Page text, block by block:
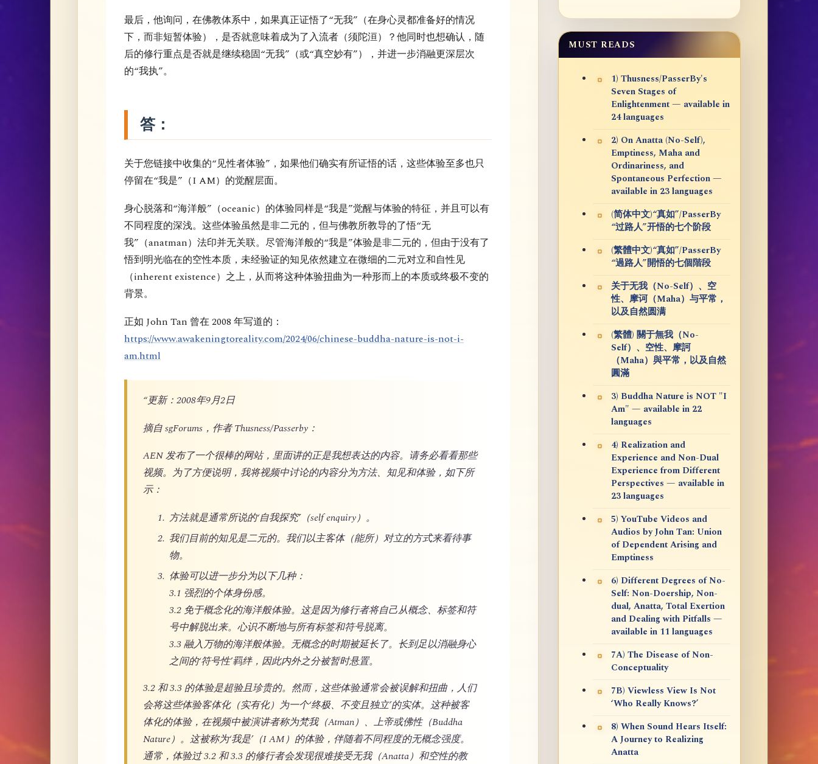
最后，他询问，在佛教体系中，如果真正证悟了“无我”（在身心灵都准备好的情况
下，而非短暂体验），是否就意味着成为了入流者（须陀洹）？他同时也想确认，随
后的修行重点是否就是继续稳固“无我”（或“真空妙有”），并进一步消融更深层次
的“我执”。
答：
关于您链接中收集的“见性者体验”，如果他们确实有所证悟的话，这些体验至多也只
停留在“我是”（I AM）的觉醒层面。
身心脱落和“海洋般”（oceanic）的体验同样是“我是”觉醒与体验的特征，并且可以有
不同程度的深浅。这些体验虽然是非二元的，但与佛教所教导的了悟“无
我”（anatman）法印并无关联。尽管海洋般的“我是”体验是非二元的，但由于没有了
悟到明光临在的空性本质，未经验证的知见依然建立在微细的二元对立和自性见
（inherent existence）之上，从而将这种体验扭曲为一种形而上的本质或终极不变的
背景。
正如 John Tan 曾在 2008 年写道的：
https://www.awakeningtoreality.com/2024/06/chinese-buddha-nature-is-not-i-
am.html
“更新：2008年9月2日
摘自 sgForums，作者 Thusness/Passerby：
AEN 发布了一个很棒的网站，里面讲的正是我想表达的内容。请务必看看那些
视频。为了方便说明，我将视频中讨论的内容分为方法、知见和体验，如下所
示：
方法就是通常所说的‘自我探究’（self enquiry）。
我们目前的知见是二元的。我们以主客体（能所）对立的方式来看待事
物。
体验可以进一步分为以下几种：
3.1 强烈的个体身份感。
3.2 免于概念化的海洋般体验。这是因为修行者将自己从概念、标签和符
号中解脱出来。心识不断地与所有标签和符号脱离。
3.3 融入万物的海洋般体验。无概念的时期被延长了。长到足以消融身心
之间的‘符号性’羁绊，因此内外之分被暂时悬置。
3.2 和 3.3 的体验是超验且珍贵的。然而，这些体验通常会被误解和扭曲，人们
会将这些体验客体化（实有化）为一个‘终极、不变且独立’的实体。这种被客
体化的体验，在视频中被演讲者称为梵我（Atman）、上帝或佛性（Buddha
Nature）。这被称为‘我是’（I AM）的体验，伴随着不同程度的无概念强度。
通常，体验过 3.2 和 3.3 的修行者会发现很难接受无我（Anatta）和空性的教
MUST READS
1) Thusness/PasserBy's
Seven Stages of
Enlightenment — available in
24 languages
2) On Anatta (No-Self),
Emptiness, Maha and
Ordinariness, and
Spontaneous Perfection —
available in 23 languages
(简体中文)“真如”/PasserBy
“过路人”开悟的七个阶段
(繁體中文)“真如”/PasserBy
“過路人”開悟的七個階段
关于无我（No-Self）、空
性、摩诃（Maha）与平常，
以及自然圆满
(繁體) 關于無我（No-
Self）、空性、摩訶
（Maha）與平常，以及自然
圓滿
3) Buddha Nature is NOT "I
Am" — available in 22
languages
4) Realization and
Experience and Non-Dual
Experience from Different
Perspectives — available in
23 languages
5) YouTube Videos and
Audios by John Tan: Union
of Dependent Arising and
Emptiness
6) Different Degrees of No-
Self: Non-Doership, Non-
dual, Anatta, Total Exertion
and Dealing with Pitfalls —
available in 11 languages
7A) The Disease of Non-
Conceptuality
7B) Viewless View Is Not
‘Who Really Knows?’
8) When Sound Hears Itself:
A Journey to Realizing
Anatta